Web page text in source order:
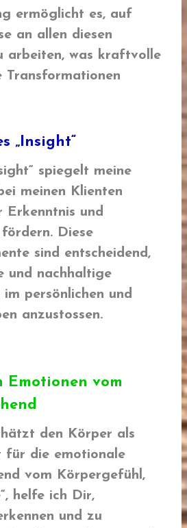
ermöglicht es, auf
an allen diesen
arbeiten, was kraftvolle
Transformationen
„Insight“
spiegelt meine
meinen Klienten
Erkenntnis und
fördern. Diese
sind entscheidend,
und nachhaltige
persönlichen und
anzustossen.
Emotionen vom
den Körper als
für die emotionale
vom Körpergefühl,
helfe ich Dir,
und zu